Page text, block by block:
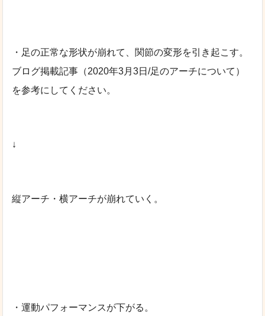
・足の正常な形状が崩れて、関節の変形を引き起こす。
ブログ掲載記事（2020年3月3日/足のアーチについて）
を参考にしてください。
↓
縦アーチ・横アーチが崩れていく。
・運動パフォーマンスが下がる。